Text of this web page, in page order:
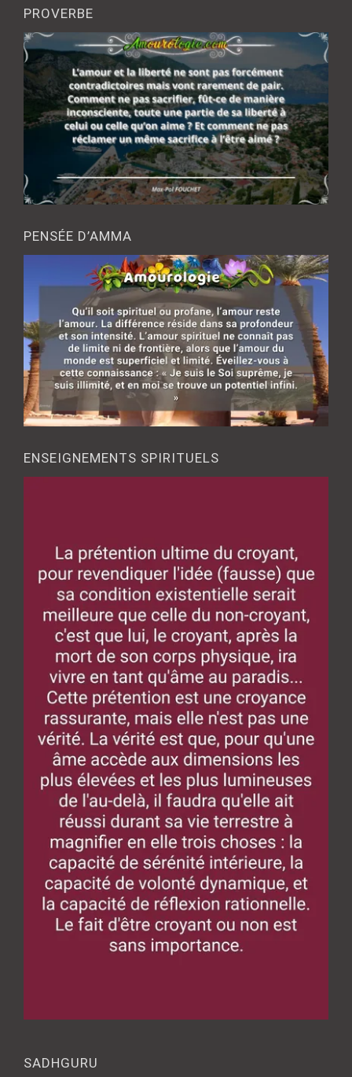
PROVERBE
PENSÉE D’AMMA
ENSEIGNEMENTS SPIRITUELS
SADHGURU